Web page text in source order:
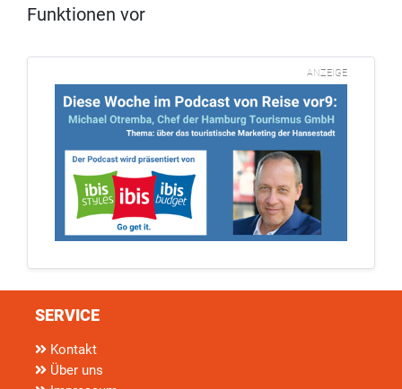
Funktionen vor
ANZEIGE
SERVICE
Kontakt
Über uns